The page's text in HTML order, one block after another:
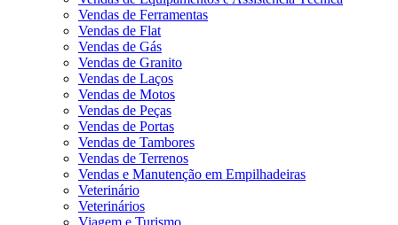
Vendas de Ferramentas
Vendas de Flat
Vendas de Gás
Vendas de Granito
Vendas de Laços
Vendas de Motos
Vendas de Peças
Vendas de Portas
Vendas de Tambores
Vendas de Terrenos
Vendas e Manutenção em Empilhadeiras
Veterinário
Veterinários
Viagem e Turismo